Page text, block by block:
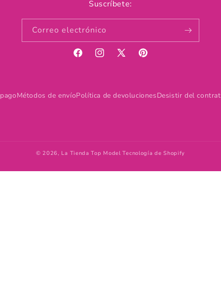
Métodos de envíoPolítica de devolucionesDesistir del
Suscríbete:
Correo electrónico
FacebookInstagram
X
Pinterest
© 2026, La Tienda Top Model Tecnología de Shopify